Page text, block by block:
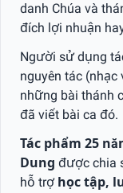
danh Chúa và
đích lợi nhuận
Người sử dụng
nguyên tác
những bài thánh
đã viết bài ca đó.
Tác phẩm 25
Dung được chia
hỗ trợ học tập,